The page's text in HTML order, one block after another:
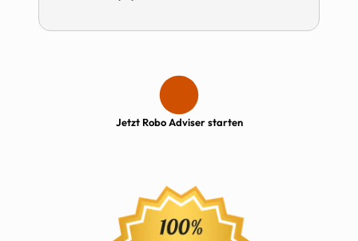
Jetzt Robo Adviser starten